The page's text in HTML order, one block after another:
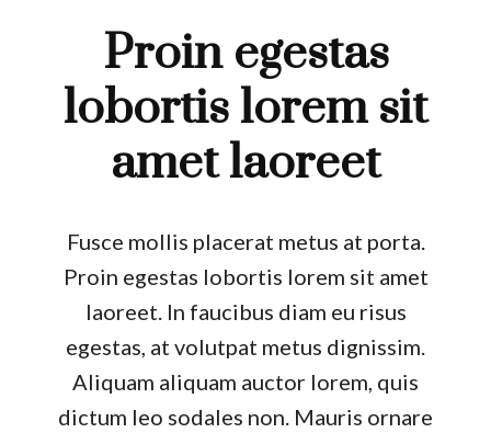
Proin egestas
lobortis lorem sit
amet laoreet
Fusce mollis placerat metus at porta.
Proin egestas lobortis lorem sit amet
laoreet. In faucibus diam eu risus
egestas, at volutpat metus dignissim.
Aliquam aliquam auctor lorem, quis
dictum leo sodales non. Mauris ornare